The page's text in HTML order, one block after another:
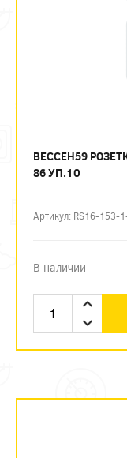
ВЕССЕН59
86 УП.10
Артикул: RS16-153-
В наличии